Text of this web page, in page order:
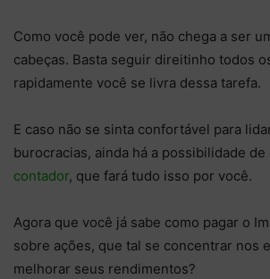
Como você pode ver, não chega a ser
cabeças. Basta seguir direitinho todos
rapidamente você se livra dessa tarefa.
E caso não se sinta confortável para
burocracias, ainda há a possibilidade
contador, que fará tudo isso por você.
Agora que você já sabe como pagar o
sobre ações, que tal se concentrar nos
melhorar seus rendimentos?